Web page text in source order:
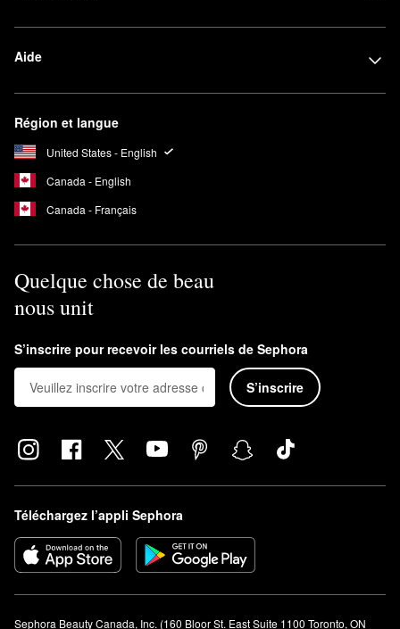
Aide
Région et langue
United States - English
Canada - English
Canada - Français
Quelque chose de beau
nous unit
S’inscrire pour recevoir les courriels de Sephora
S’inscrire
Téléchargez l’appli Sephora
Sephora Beauty Canada, Inc. (160 Bloor St. East Suite 1100 Toronto, ON